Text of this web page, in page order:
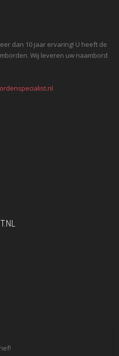
dan 10 jaar ervaring! U heeft de
Wij leveren uw naambord